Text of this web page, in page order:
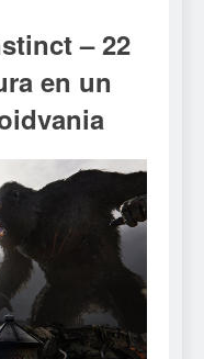
– 22
en un